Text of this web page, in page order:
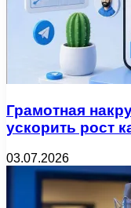
Грамотная
ускорить рост
03.07.2026